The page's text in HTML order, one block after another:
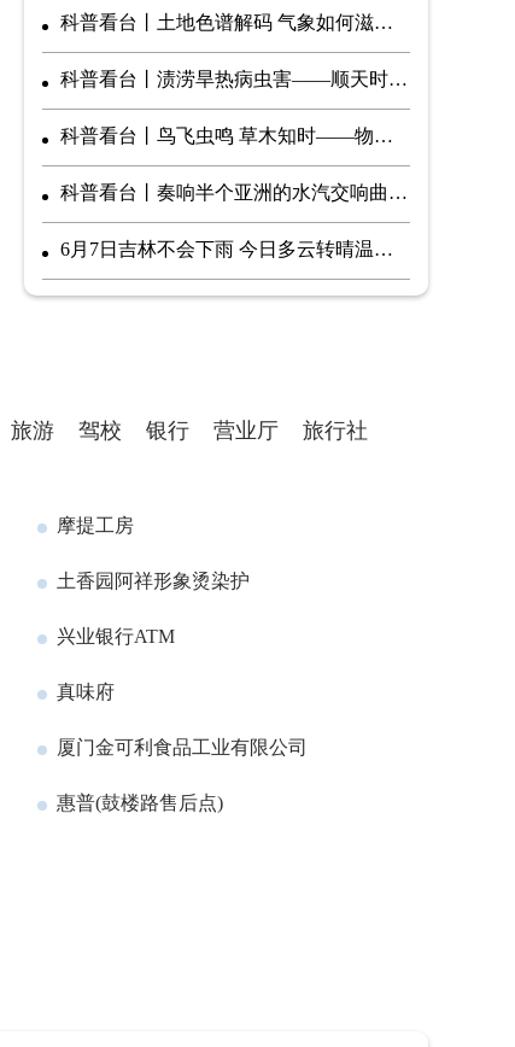
科普看台丨土地色谱解码 气象如何滋养华夏沃土
科普看台丨渍涝旱热病虫害——顺天时行农事 护“三夏”佑粮仓
科普看台丨鸟飞虫鸣 草木知时——物候与气象的共生密码
科普看台丨奏响半个亚洲的水汽交响曲——南海夏季风
6月7日吉林不会下雨 今日多云转晴温度22℃~15℃
旅游 驾校 银行 营业厅
旅行社
摩提工房
土香园阿祥形象烫染护
兴业银行ATM
真味府
厦门金可利食品工业有限公司
惠普(鼓楼路售后点)